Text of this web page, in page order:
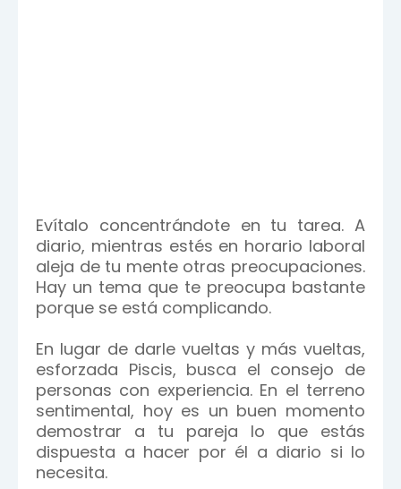
Evítalo concentrándote en tu tarea. A
diario, mientras estés en horario laboral
aleja de tu mente otras preocupaciones.
Hay un tema que te preocupa bastante
porque se está complicando.
En lugar de darle vueltas y más vueltas,
esforzada Piscis, busca el consejo de
personas con experiencia. En el terreno
sentimental, hoy es un buen momento
demostrar a tu pareja lo que estás
dispuesta a hacer por él a diario si lo
necesita.